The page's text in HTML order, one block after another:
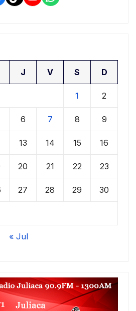
J V S D
1 2
6 7 8 9
13 14 15 16
20 21 22 23
27 28 29 30
« Jul